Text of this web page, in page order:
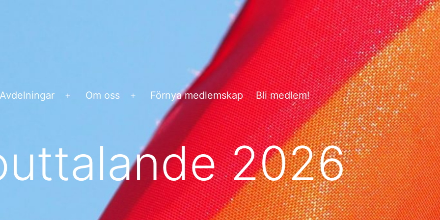
Avdelningar
Öppna
Om oss
Öppna
meny
Förnya medlemskap Bli medlem!
2026